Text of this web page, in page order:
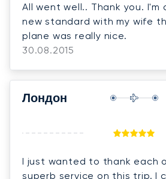
All went well.. Thank you.
new standard with my wife
plane was really nice.
30.08.2015
Лондон
I just wanted to thank each
superb service on this trip. I